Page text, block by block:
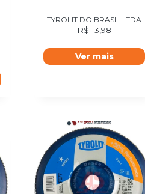
TYROLIT DO BRASIL LTDA
R$ 13,98
Ver mais